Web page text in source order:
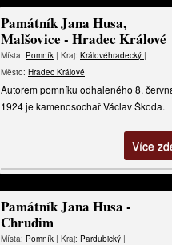
Památník Jana Husa,
Malšovice - Hradec Králové
Místa: Pomník | Kraj: Královéhradecký |
Město: Hradec Králové
Autorem pomníku odhaleného 8.
1924 je kamenosochař Václav Škoda.
Více
Památník Jana Husa -
Chrudim
Místa: Pomník | Kraj: Pardubický |